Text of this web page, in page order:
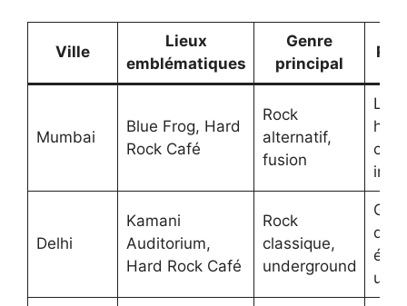
Ville
Lieux
emblématiques
Genre
principal
Mumbai
Blue Frog, Hard
Rock Café
Rock
alternatif,
fusion
Lieu
Delhi
Kamani
Auditorium,
Hard Rock Café
Rock
classique,
underground